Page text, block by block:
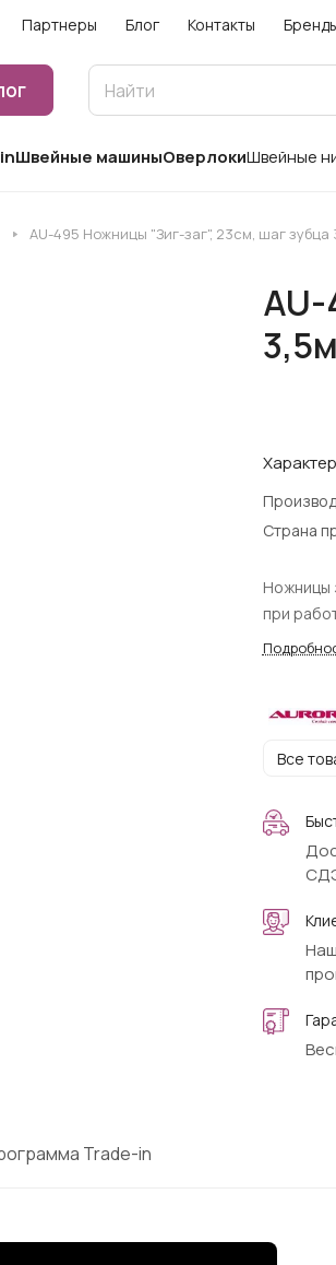
Партнеры Блог Контакты
Швейные машиныОверлокиШвейные
AU-495 Ножницы "Зиг-заг", 23см, шаг зубца
Страна
Ножницы
при
Все
Trade-in